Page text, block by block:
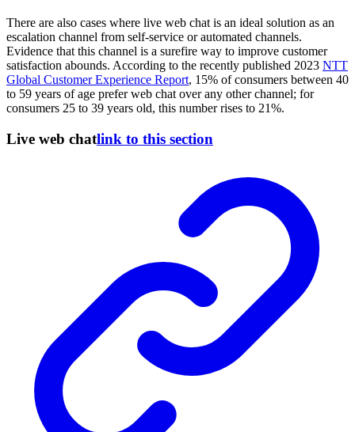
There are also cases where live web chat is an ideal solution as an
escalation channel from self-service or automated channels.
Evidence that this channel is a surefire way to improve customer
satisfaction abounds. According to the recently published 2023 NTT
Global Customer Experience Report, 15% of consumers between 40
to 59 years of age prefer web chat over any other channel; for
consumers 25 to 39 years old, this number rises to 21%.
Live web chatlink to this section